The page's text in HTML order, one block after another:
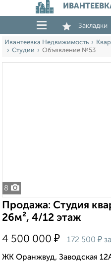
Закладки
Ивантеевка Недвижимость
Студии
Объявление №53
8
Продажа: Студия
26м², 4/12 этаж
4 500 000 ₽ 172 500 ₽
ЖК Оранжвуд, Заводская